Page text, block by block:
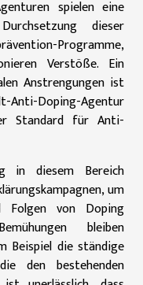
spielen eine
dieser
Programme,
Verstöße. Ein
Anstrengungen ist
Anti-Doping-Agentur
Standard für Anti-
in diesem Bereich
um
Folgen von Doping
bleiben
Beispiel die ständige
den bestehenden